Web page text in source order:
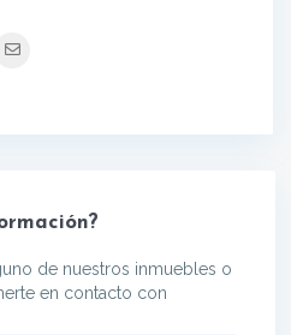
de nuestros inmuebles o
en contacto con